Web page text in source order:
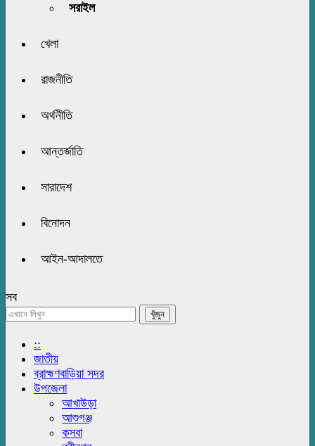
সরাইল
খেলা
রাজনীতি
অর্থনীতি
আন্তর্জাতি
সারাদেশ
বিনোদন
আইন-আদালতে
সব
::
জাতীয়
ব্রাহ্মণবাড়িয়া সদর
উপজেলা
আখাউড়া
আশুগঞ্জ
কসবা